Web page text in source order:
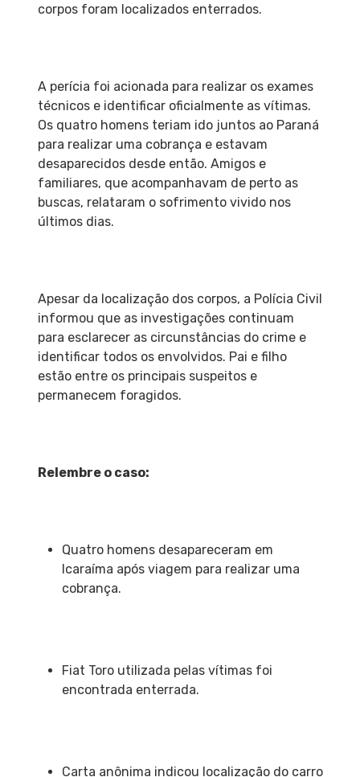
corpos foram localizados enterrados.
A perícia foi acionada para realizar os exames
técnicos e identificar oficialmente as vítimas.
Os quatro homens teriam ido juntos ao Paraná
para realizar uma cobrança e estavam
desaparecidos desde então. Amigos e
familiares, que acompanhavam de perto as
buscas, relataram o sofrimento vivido nos
últimos dias.
Apesar da localização dos corpos, a Polícia Civil
informou que as investigações continuam
para esclarecer as circunstâncias do crime e
identificar todos os envolvidos. Pai e filho
estão entre os principais suspeitos e
permanecem foragidos.
Relembre o caso:
Quatro homens desapareceram em
Icaraíma após viagem para realizar uma
cobrança.
Fiat Toro utilizada pelas vítimas foi
encontrada enterrada.
Carta anônima indicou localização do carro